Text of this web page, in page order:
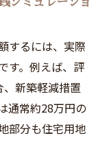
するには、実際
す。例えば、評
新築軽減措置
通常約28万円の
部分も住宅用地